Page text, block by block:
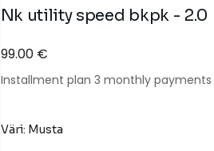
Nk utility speed bkpk - 2.0
99.00 €
Installment plan 3 monthly payments
Väri: Musta